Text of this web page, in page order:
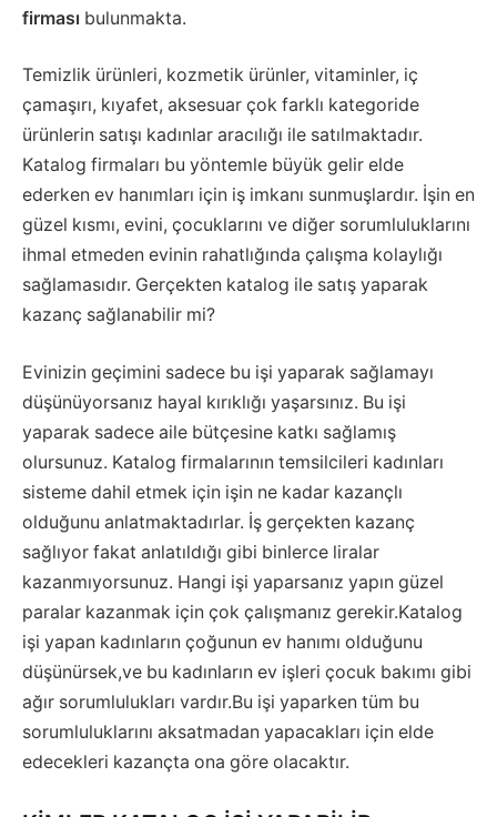
firması bulunmakta.
Temizlik ürünleri, kozmetik ürünler, vitaminler, iç
çamaşırı, kıyafet, aksesuar çok farklı kategoride
ürünlerin satışı kadınlar aracılığı ile satılmaktadır.
Katalog firmaları bu yöntemle büyük gelir elde
ederken ev hanımları için iş imkanı sunmuşlardır. İşin en
güzel kısmı, evini, çocuklarını ve diğer sorumluluklarını
ihmal etmeden evinin rahatlığında çalışma kolaylığı
sağlamasıdır. Gerçekten katalog ile satış yaparak
kazanç sağlanabilir mi?
Evinizin geçimini sadece bu işi yaparak sağlamayı
düşünüyorsanız hayal kırıklığı yaşarsınız. Bu işi
yaparak sadece aile bütçesine katkı sağlamış
olursunuz. Katalog firmalarının temsilcileri kadınları
sisteme dahil etmek için işin ne kadar kazançlı
olduğunu anlatmaktadırlar. İş gerçekten kazanç
sağlıyor fakat anlatıldığı gibi binlerce liralar
kazanmıyorsunuz. Hangi işi yaparsanız yapın güzel
paralar kazanmak için çok çalışmanız gerekir.Katalog
işi yapan kadınların çoğunun ev hanımı olduğunu
düşünürsek,ve bu kadınların ev işleri çocuk bakımı gibi
ağır sorumlulukları vardır.Bu işi yaparken tüm bu
sorumluluklarını aksatmadan yapacakları için elde
edecekleri kazançta ona göre olacaktır.